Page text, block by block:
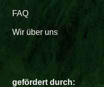
FAQ
Wir über uns
gefördert durch: